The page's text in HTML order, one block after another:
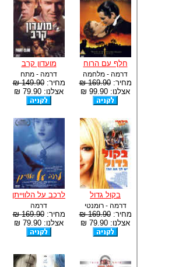
חלף עם הרוח
דרמה - מלחמה
מחיר:169.90 ₪
אצלנו: 99.90 ₪
מועדון קרב
דרמה - מתח
מחיר:149.90 ₪
אצלנו: 79.90 ₪
בקול גדול
דרמה - רומנטי
מחיר:169.90 ₪
אצלנו: 79.90 ₪
לרכב על הלווייתן
דרמה
מחיר:169.90 ₪
אצלנו: 79.90 ₪